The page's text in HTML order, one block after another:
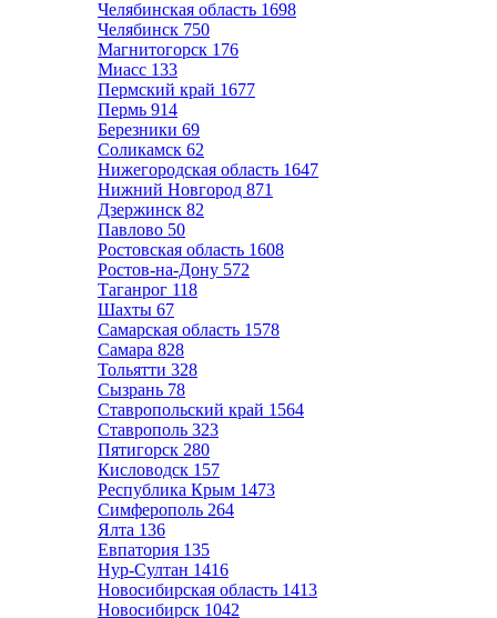
Челябинская область 1698
Челябинск 750
Магнитогорск 176
Миасс 133
Пермский край 1677
Пермь 914
Березники 69
Соликамск 62
Нижегородская область 1647
Нижний Новгород 871
Дзержинск 82
Павлово 50
Ростовская область 1608
Ростов-на-Дону 572
Таганрог 118
Шахты 67
Самарская область 1578
Самара 828
Тольятти 328
Сызрань 78
Ставропольский край 1564
Ставрополь 323
Пятигорск 280
Кисловодск 157
Республика Крым 1473
Симферополь 264
Ялта 136
Евпатория 135
Нур-Султан 1416
Новосибирская область 1413
Новосибирск 1042